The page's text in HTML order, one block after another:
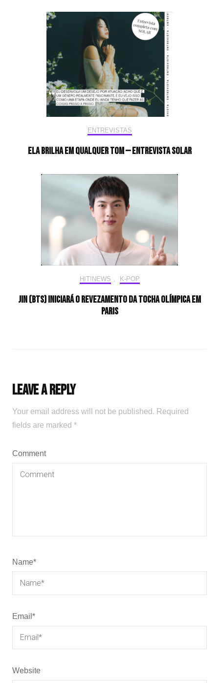
ENTREVISTAS
Ela brilha em qualquer tom — Entrevista Solar
HIT!NEWS , K-POP
Jin (BTS) iniciará o revezamento da tocha olímpica em
Paris
Leave a Reply
Your email address will not be published. Required
fields are marked *
Comment
Name*
Email *
Website